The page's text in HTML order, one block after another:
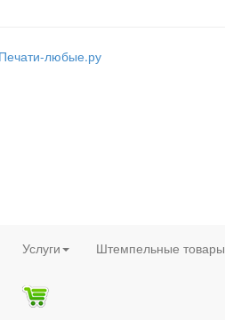
Услуги Штемпельные товары